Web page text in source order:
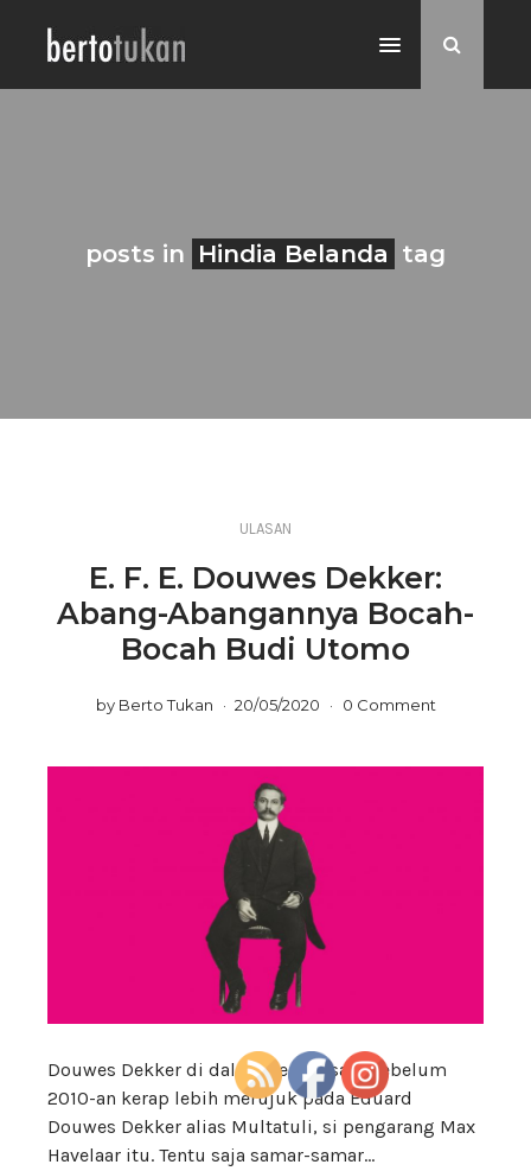
posts in Hindia Belanda tag
ULASAN
E. F. E. Douwes Dekker:
Abang-Abangannya Bocah-
Bocah Budi Utomo
by Berto Tukan 20/05/2020 0 Comment
Douwes Dekker di dalam kepala saya sebelum
2010-an kerap lebih merujuk pada Eduard
Douwes Dekker alias Multatuli, si pengarang Max
Havelaar itu. Tentu saja samar-samar…